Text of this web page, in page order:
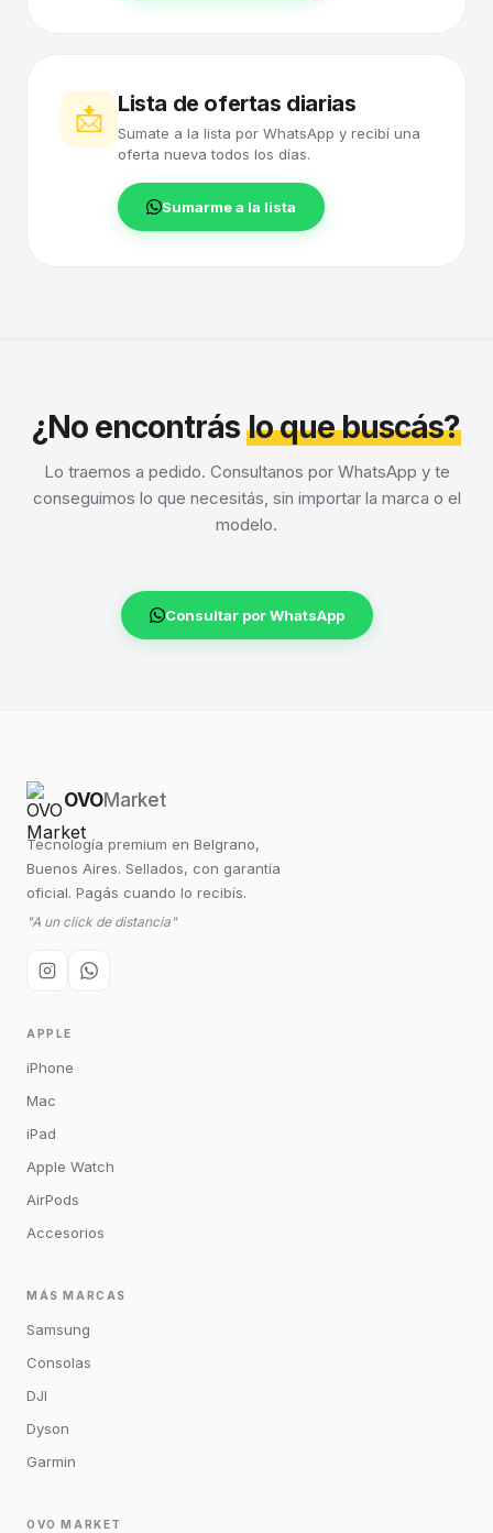
📩 Lista de ofertas diarias
Sumate a la lista por WhatsApp y recibí una
oferta nueva todos los días.
Sumarme a la lista
¿No encontráslo que buscás?
Lo traemos a pedido. Consultanos por WhatsApp y te
conseguimos lo que necesitás, sin importar la marca o el
modelo.
Consultar por WhatsApp
OVOMarket
Tecnología premium en Belgrano,
Buenos Aires. Sellados, con garantía
oficial. Pagás cuando lo recibís.
"A un click de distancia"
APPLE
iPhone
Mac
iPad
Apple Watch
AirPods
Accesorios
MÁS MARCAS
Samsung
Consolas
DJI
Dyson
Garmin
OVO MARKET